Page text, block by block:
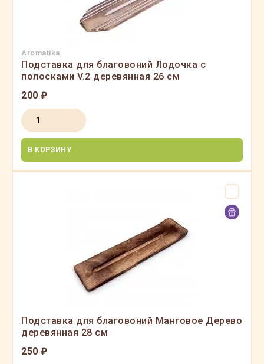
Aromatika
Подставка для благовоний Лодочка с
полосками V.2 деревянная 26 см
200 ₽
В КОРЗИНУ
Подставка для благовоний Манговое Дерево
деревянная 28 см
250 ₽